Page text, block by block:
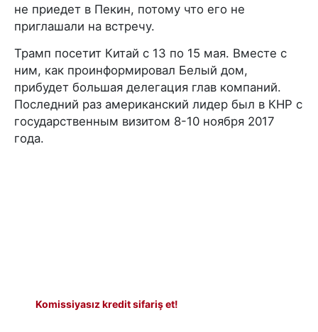
не приедет в Пекин, потому что его не
приглашали на встречу.
Трамп посетит Китай с 13 по 15 мая. Вместе с
ним, как проинформировал Белый дом,
прибудет большая делегация глав компаний.
Последний раз американский лидер был в КНР с
государственным визитом 8-10 ноября 2017
года.
Komissiyasız kredit sifariş et!